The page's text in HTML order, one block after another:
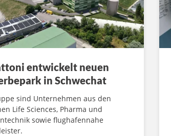
entwickelt neuen
in Schwechat
sind Unternehmen aus den
Life Sciences, Pharma und
sowie flughafennahe